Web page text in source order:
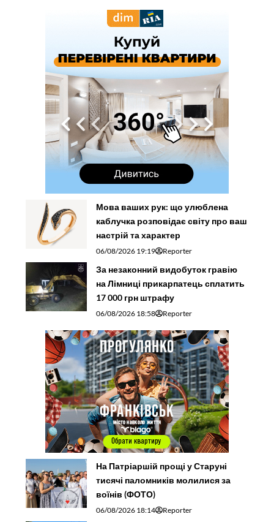
Мова ваших рук: що улюблена
каблучка розповідає світу про ваш
настрій та характер
06/08/2026 19:19 Reporter
За незаконний видобуток гравію
на Лімниці прикарпатець сплатить
17 000 грн штрафу
06/08/2026 18:58 Reporter
На Патріаршій прощі у Старуні
тисячі паломників молилися за
воїнів (ФОТО)
06/08/2026 18:14 Reporter